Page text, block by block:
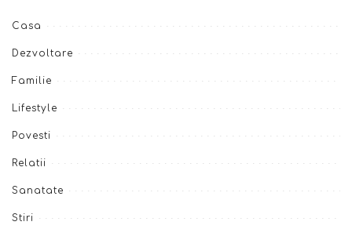
Casa
Dezvoltare
Familie
Lifestyle
Povesti
Relatii
Sanatate
Stiri